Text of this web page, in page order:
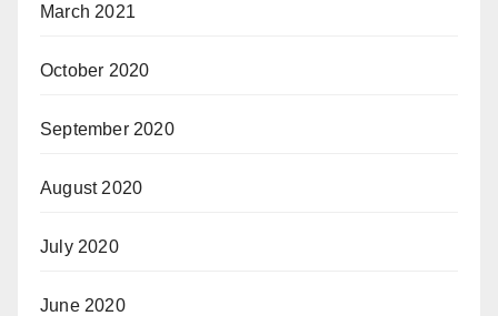
March 2021
October 2020
September 2020
August 2020
July 2020
June 2020